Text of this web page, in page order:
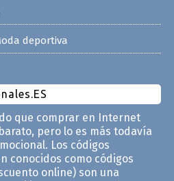
deportiva
que comprar en Internet
pero lo es más todavía
Los códigos
conocidos como códigos
online) son una